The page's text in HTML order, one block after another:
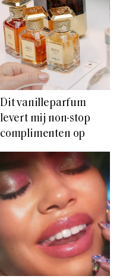
Dit vanilleparfum
levert mij non-stop
complimenten op